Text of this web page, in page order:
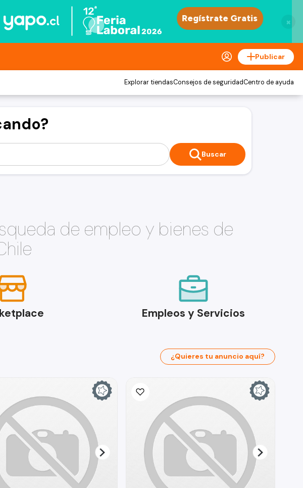
×
Publicar
Explorar tiendasConsejos de seguridadCentro de ayuda
Buscar
de empleo y bienes de
Empleos y Servicios
¿Quieres tu anuncio aquí?